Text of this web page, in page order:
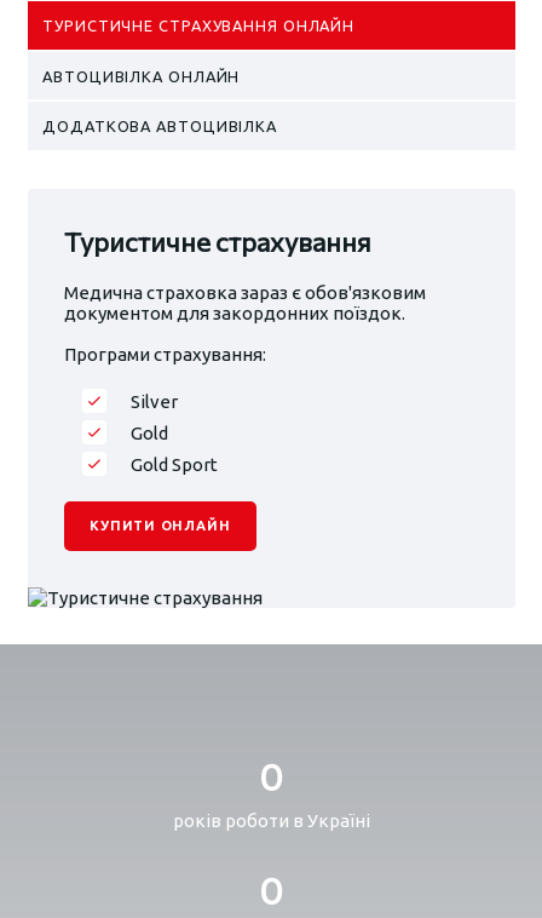
ТУРИСТИЧНЕ СТРАХУВАННЯ ОНЛАЙН
АВТОЦИВІЛКА ОНЛАЙН
ДОДАТКОВА АВТОЦИВІЛКА
Туристичне страхування
Медична страховка зараз є обов'язковим
документом для закордонних поїздок.
Програми страхування:
Silver
Gold
Gold Sport
КУПИТИ ОНЛАЙН
0
років роботи в Україні
0